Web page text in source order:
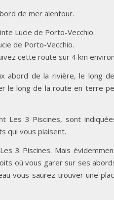
de mer alentour.
Lucie de Porto-Vecchio.
de Porto-Vecchio.
cette route sur 4 km
abord de la rivière, le long
le long de la route en terre
Les 3 Piscines, sont
qui vous plaisent.
3 Piscines. Mais
où vous garer sur ses
vous saurez trouver une